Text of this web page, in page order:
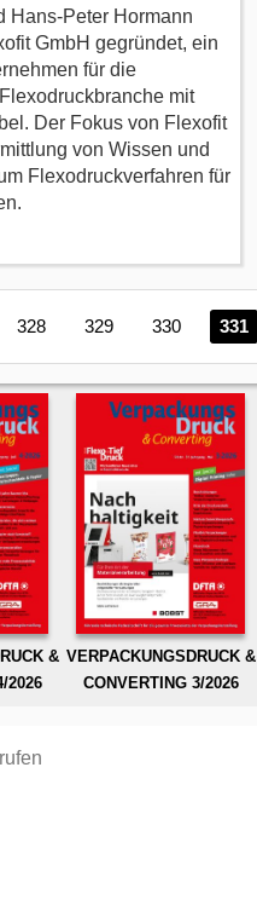
Hans-Peter Hormann
GmbH gegründet, ein
für die
mit
Der Fokus von Flexofit
von Wissen und
Flexodruckverfahren für
328 329 330 331
&
2026
VERPACKUNGSDRUCK &
CONVERTING 3/2026